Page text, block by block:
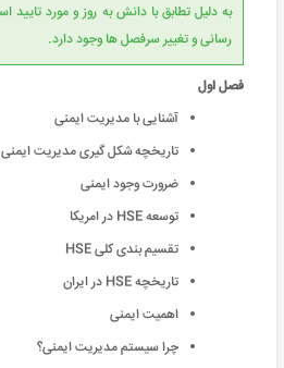
رسانی و تغییر سرفصل ها وجود دارد.
فصل اول
آشنایی با مدیریت ایمنی
تاریخچه شکل گیری مدیریت ایمنی
ضرورت وجود ایمنی
توسعه HSE در امريكا
تقسیم بندی کلی HSE
تاريخچه HSE در ايران
اهمیت ایمنی
چرا سیستم مدیریت ایمنی؟